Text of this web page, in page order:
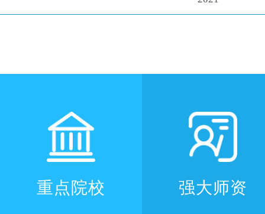
重点院校 强大师资